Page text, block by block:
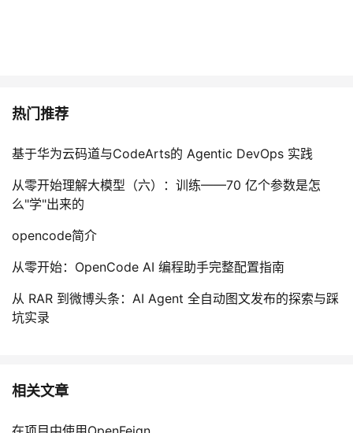
热门推荐
基于华为云码道与CodeArts的 Agentic DevOps 实践
从零开始理解大模型（六）：训练——70 亿个参数是怎
么"学"出来的
opencode简介
从零开始：OpenCode AI 编程助手完整配置指南
从 RAR 到微博头条：AI Agent 全自动图文发布的探索与踩
坑实录
相关文章